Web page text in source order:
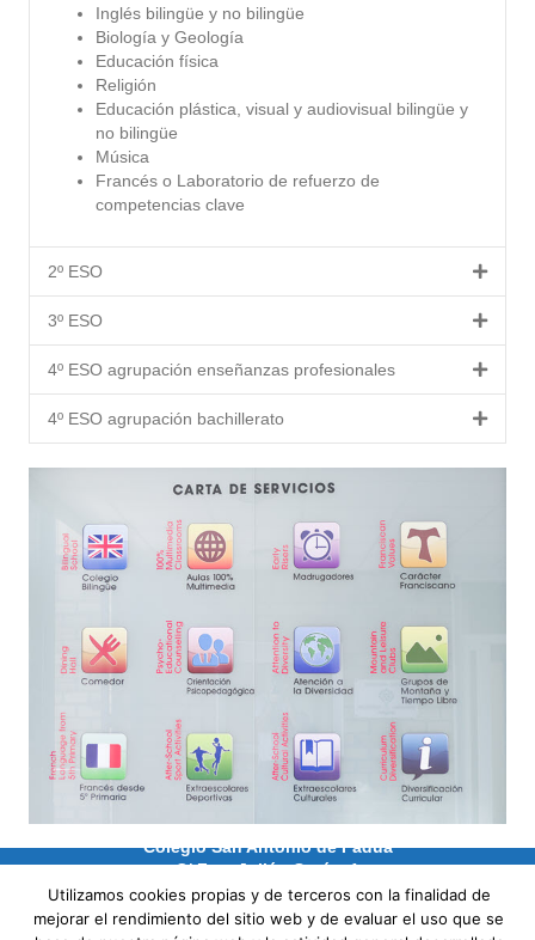
Inglés bilingüe y no bilingüe
Biología y Geología
Educación física
Religión
Educación plástica, visual y audiovisual bilingüe y
no bilingüe
Música
Francés o Laboratorio de refuerzo de
competencias clave
2º ESO
3º ESO
4º ESO agrupación enseñanzas profesionales
4º ESO agrupación bachillerato
Colegio San Antonio de Padua
C/ Fray Julián Garás, 1
50006 Zaragoza
Utilizamos cookies propias y de terceros con la finalidad de
mejorar el rendimiento del sitio web y de evaluar el uso que se